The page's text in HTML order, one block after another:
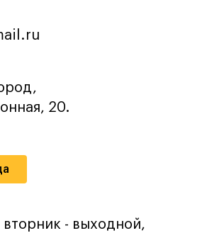
20.
вторник - выходной,